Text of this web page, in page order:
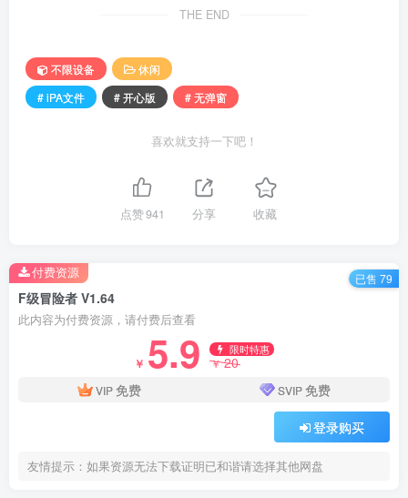
THE END
不限设备
休闲
# iPA文件
# 开心版 # 无弹窗
喜欢就支持一下吧！
点赞941 分享 收藏
F级冒险者 V1.64
此内容为付费资源，请付费后查看
￥ 5.9 限时特惠
￥20
VIP免费 SVIP免费
登录购买
友情提示：如果资源无法下载证明已和谐请选择其他网盘
付费资源 已售 79